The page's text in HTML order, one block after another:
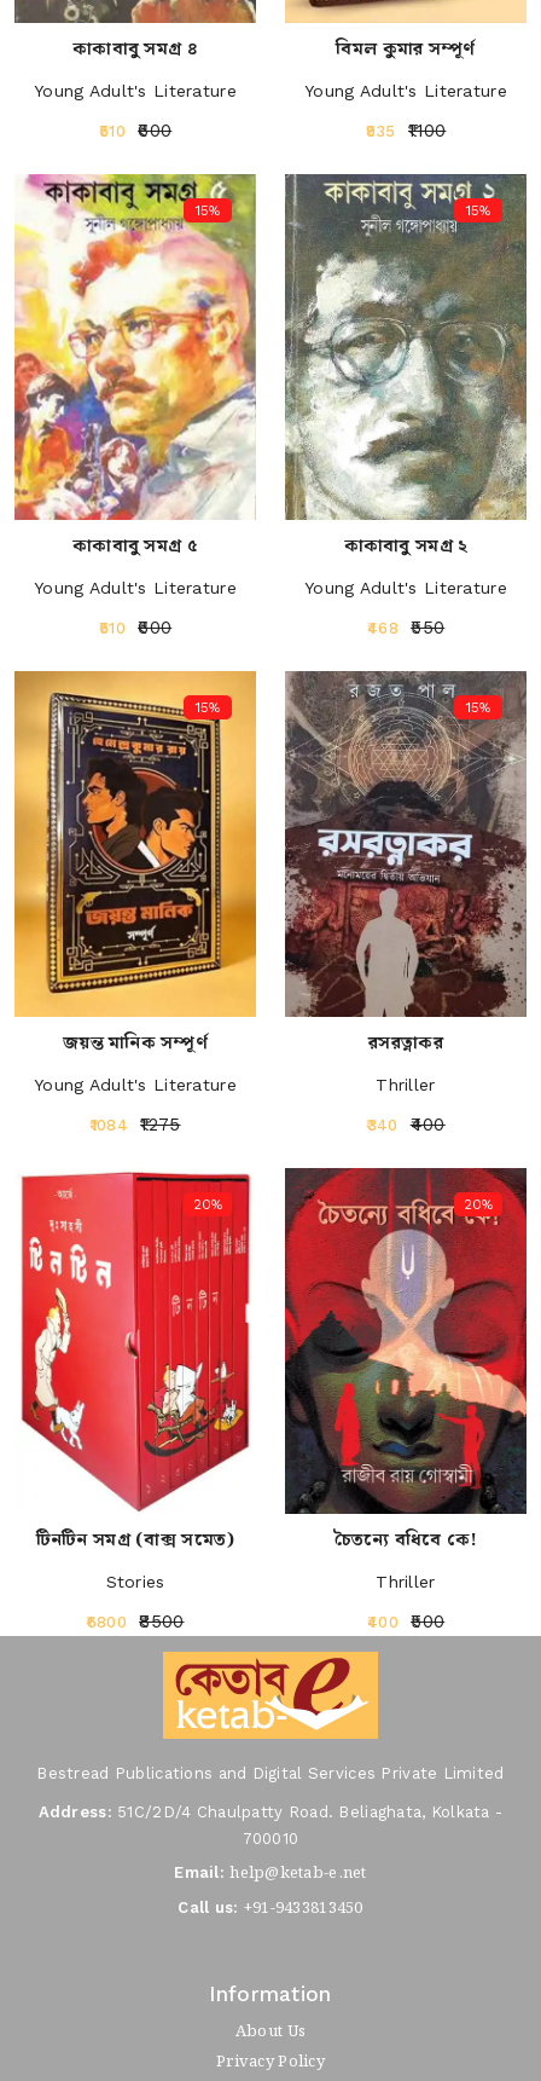
কাকাবাবু সমগ্র ৪
Young Adult's Literature
₹510 ₹600
বিমল কুমার সম্পূর্ণ
Young Adult's Literature
₹935 ₹1100
15%
কাকাবাবু সমগ্র ৫
Young Adult's Literature
₹510 ₹600
15%
কাকাবাবু সমগ্র ২
Young Adult's Literature
₹468 ₹550
15%
জয়ন্ত মানিক সম্পূর্ণ
Young Adult's Literature
₹1084 ₹1275
15%
রসরত্নাকর
Thriller
₹340 ₹400
20%
টিনটিন সমগ্র (বাক্স সমেত)
Stories
₹6800 ₹8500
20%
চৈতন্যে বধিবে কে!
Thriller
₹400 ₹500
Bestread Publications and Digital Services Private Limited
Address: 51C/2D/4 Chaulpatty Road. Beliaghata, Kolkata -
700010
Email: help@ketab-e.net
Call us: +91-9433813450
Information
About Us
Privacy Policy